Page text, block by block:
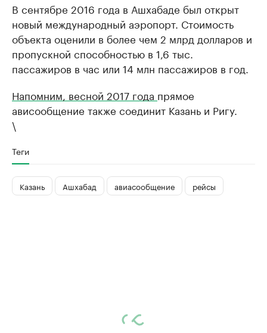
В сентябре 2016 года в Ашхабаде был открыт
новый международный аэропорт. Стоимость
объекта оценили в более чем 2 млрд долларов и
пропускной способностью в 1,6 тыс.
пассажиров в час или 14 млн пассажиров в год.
Напомним, весной 2017 года прямое
ависообщение также соединит Казань и Ригу.
\
Теги
Казань Ашхабад авиасообщение рейсы